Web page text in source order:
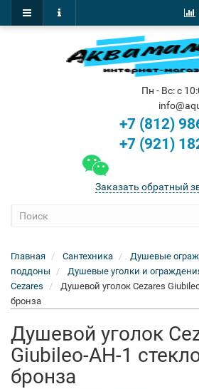
Пн - Вс: с
+7 (812)
+7 (921)
Заказать обратный
Главная Сантехника
Душевые
поддоны
Душевые уголки и
Cezares
Душевой уголок Cezares
бронза
Душевой уголок
Giubileo-AH-1
бронза